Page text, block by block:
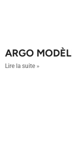
ARGO
Lire la suite »